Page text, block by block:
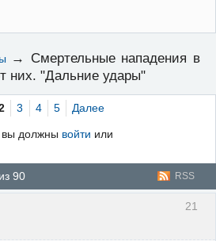
→ Смертельные нападения в
них. "Дальние удары"
3 4 5 Далее
вы должны войти или
RSS
90
21